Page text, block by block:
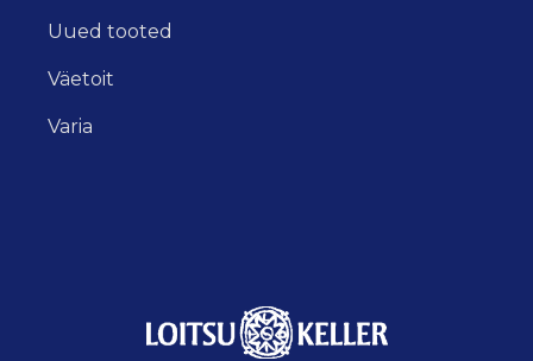
Uued tooted
Väetoit
Varia